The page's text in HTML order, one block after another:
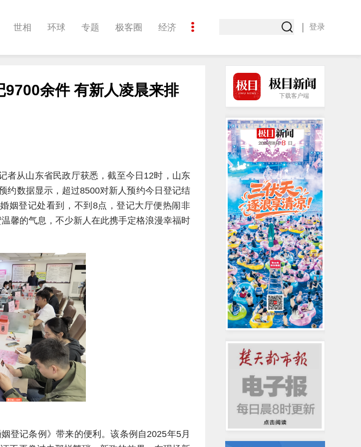
世相 环球 专题 极客圈 经济
职教院 酒道
登录
余件 有新人凌晨来排
者从山东省民政厅获悉，截至今日12时，山东
约数据显示，超过8500对新人预约今日登记结
姻登记处看到，不到8点，登记大厅便热闹非
馨的气息，不少新人在此携手定格浪漫幸福时
登记条例》带来的便利。该条例自2025年5月
下载客户端